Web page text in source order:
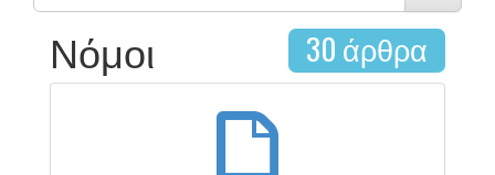
30 άρθρα
Νόμοι